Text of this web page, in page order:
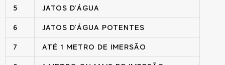
5 JATOS D’ÁGUA
6 JATOS D’ÁGUA POTENTES
7 ATÉ 1 METRO DE IMERSÃO